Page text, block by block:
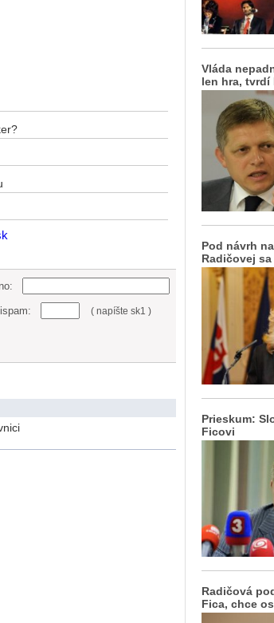
Vláda
len hra, tvrdí
Pod návrh
Radičovej
Prieskum:
Ficovi
Radičová
Fica, chce
( napíšte sk1 )